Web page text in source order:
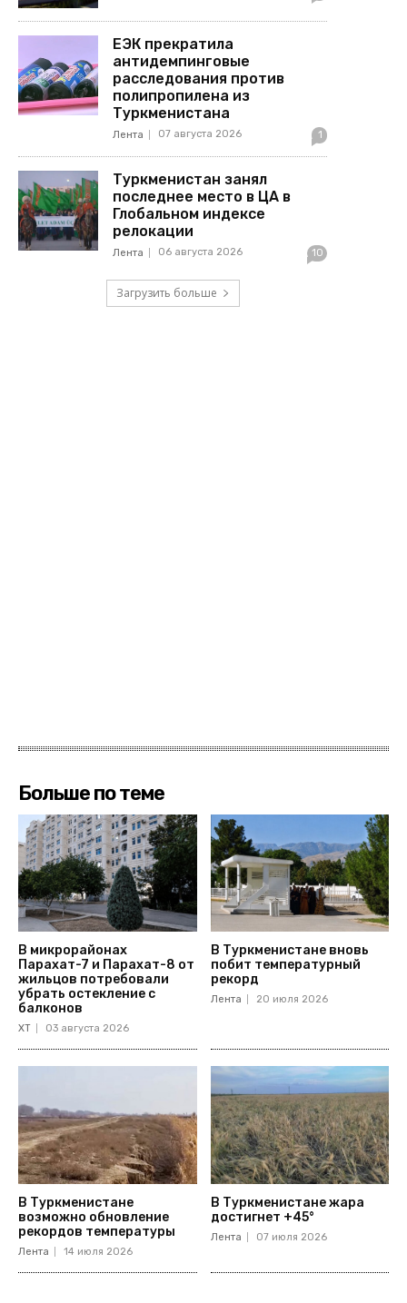
ЕЭК прекратила
антидемпинговые
расследования против
полипропилена из
Туркменистана
Лента 07 августа 2026 1
Туркменистан занял
последнее место в ЦА в
Глобальном индексе
релокации
Лента 06 августа 2026 10
Загрузить больше
Больше по теме
В микрорайонах
Парахат-7 и Парахат-8 от
жильцов потребовали
убрать остекление с
балконов
ХТ 03 августа 2026
В Туркменистане вновь
побит температурный
рекорд
Лента 20 июля 2026
В Туркменистане
возможно обновление
рекордов температуры
Лента 14 июля 2026
В Туркменистане жара
достигнет +45°
Лента 07 июля 2026